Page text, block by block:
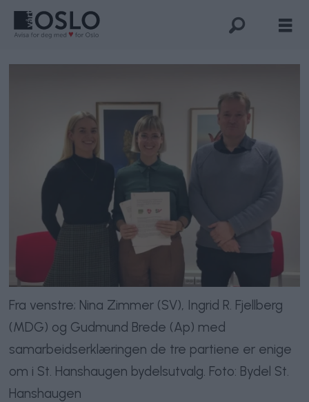
Fra venstre; Nina Zimmer (SV), Ingrid R. Fjellberg
(MDG) og Gudmund Brede (Ap) med
samarbeidserklæringen de tre partiene er enige
om i St. Hanshaugen bydelsutvalg. Foto: Bydel St.
Hanshaugen